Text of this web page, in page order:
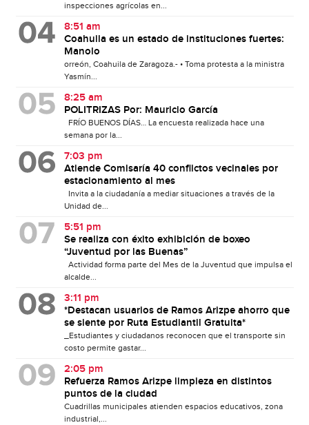
inspecciones agrícolas en...
8:51 am
Coahuila es un estado de instituciones fuertes:
Manolo
orreón, Coahuila de Zaragoza.- • Toma protesta a la ministra
Yasmín...
8:25 am
POLITRIZAS Por: Mauricio García
FRÍO BUENOS DÍAS… La encuesta realizada hace una
semana por la...
7:03 pm
Atiende Comisaría 40 conflictos vecinales por
estacionamiento al mes
Invita a la ciudadanía a mediar situaciones a través de la
Unidad de...
5:51 pm
Se realiza con éxito exhibición de boxeo
“Juventud por las Buenas”
Actividad forma parte del Mes de la Juventud que impulsa el
alcalde...
3:11 pm
*Destacan usuarios de Ramos Arizpe ahorro que
se siente por Ruta Estudiantil Gratuita*
_Estudiantes y ciudadanos reconocen que el transporte sin
costo permite gastar...
2:05 pm
Refuerza Ramos Arizpe limpieza en distintos
puntos de la ciudad
Cuadrillas municipales atienden espacios educativos, zona
industrial,...